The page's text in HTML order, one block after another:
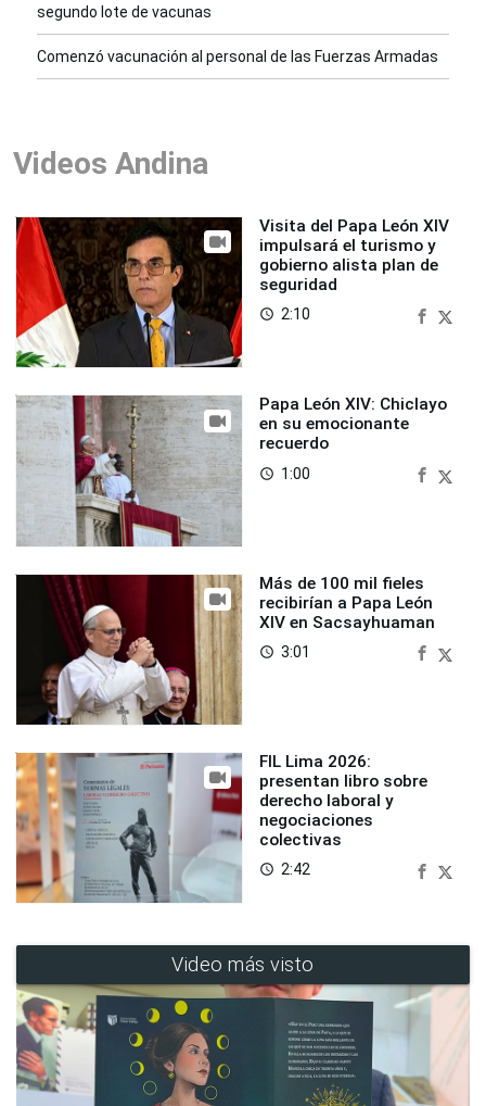
segundo lote de vacunas
Comenzó vacunación al personal de las Fuerzas Armadas
Videos Andina
Visita del Papa León XIV
impulsará el turismo y
gobierno alista plan de
seguridad
access_time 2:10
Papa León XIV: Chiclayo
en su emocionante
recuerdo
access_time 1:00
Más de 100 mil fieles
recibirían a Papa León
XIV en Sacsayhuaman
access_time 3:01
FIL Lima 2026:
presentan libro sobre
derecho laboral y
negociaciones
colectivas
access_time 2:42
Video más visto